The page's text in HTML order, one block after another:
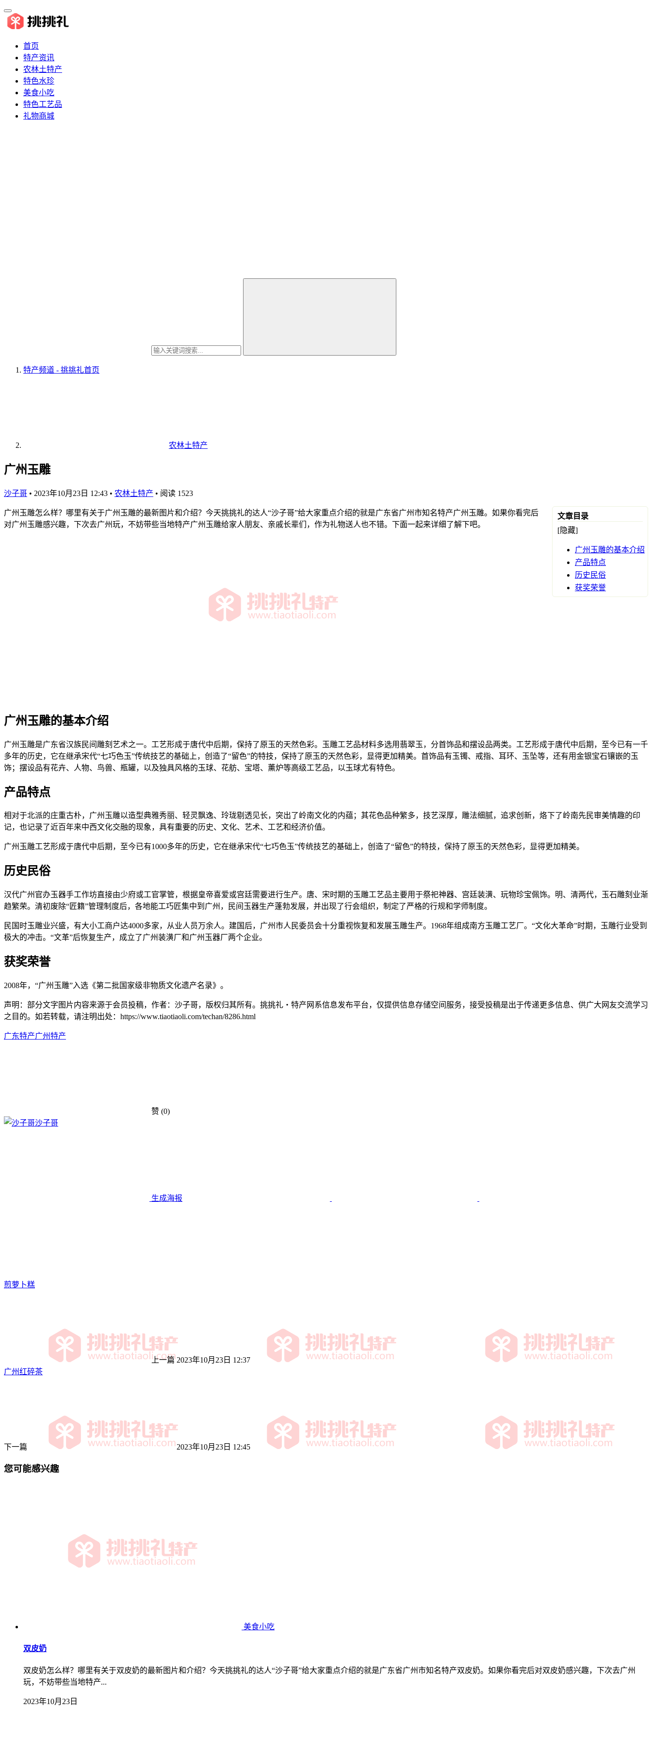
首页
特产资讯
农林土特产
特色水珍
美食小吃
特色工艺品
礼物商城
特产频道 - 挑挑礼首页
农林土特产
广州玉雕
沙子哥 • 2023年10月23日 12:43 • 农林土特产 • 阅读 1523
文章目录
[隐藏]
广州玉雕的基本介绍
产品特点
历史民俗
获奖荣誉
广州玉雕怎么样？哪里有关于广州玉雕的最新图片和介绍？今天挑挑礼的达人“沙子哥”给大家重点介绍的就是广东省广州市知名特产广州玉雕。如果你看完后
对广州玉雕感兴趣，下次去广州玩，不妨带些当地特产广州玉雕给家人朋友、亲戚长辈们，作为礼物送人也不错。下面一起来详细了解下吧。
广州玉雕的基本介绍
广州玉雕是广东省汉族民间雕刻艺术之一。工艺形成于唐代中后期，保持了原玉的天然色彩。玉雕工艺品材料多选用翡翠玉，分首饰品和摆设品两类。工艺形成于唐代中后期，至今已有一千
多年的历史，它在继承宋代“七巧色玉”传统技艺的基础上，创造了“留色”的特技，保持了原玉的天然色彩，显得更加精美。首饰品有玉镯、戒指、耳环、玉坠等，还有用金银宝石镶嵌的玉
饰；摆设品有花卉、人物、鸟兽、瓶罐，以及独具风格的玉球、花舫、宝塔、薰炉等高级工艺品，以玉球尤有特色。
产品特点
相对于北派的庄重古朴，广州玉雕以造型典雅秀丽、轻灵飘逸、玲珑剔透见长，突出了岭南文化的内蕴；其花色品种繁多，技艺深厚，雕法细腻，追求创新，烙下了岭南先民审美情趣的印
记，也记录了近百年来中西文化交融的现象，具有重要的历史、文化、艺术、工艺和经济价值。
广州玉雕工艺形成于唐代中后期，至今已有1000多年的历史，它在继承宋代“七巧色玉”传统技艺的基础上，创造了“留色”的特技，保持了原玉的天然色彩，显得更加精美。
历史民俗
汉代广州官办玉器手工作坊直接由少府或工官掌管，根据皇帝喜爱或宫廷需要进行生产。唐、宋时期的玉雕工艺品主要用于祭祀神器、宫廷装潢、玩物珍宝佩饰。明、清两代，玉石雕刻业渐
趋繁荣。清初废除“匠籍”管理制度后，各地能工巧匠集中到广州，民间玉器生产蓬勃发展，并出现了行会组织，制定了严格的行规和学师制度。
民国时玉雕业兴盛，有大小工商户达4000多家，从业人员万余人。建国后，广州市人民委员会十分重视恢复和发展玉雕生产。1968年组成南方玉雕工艺厂。“文化大革命”时期，玉雕行业受到
极大的冲击。“文革”后恢复生产，成立了广州装潢厂和广州玉器厂两个企业。
获奖荣誉
2008年，“广州玉雕”入选《第二批国家级非物质文化遗产名录》。
声明：部分文字图片内容来源于会员投稿，作者：沙子哥，版权归其所有。挑挑礼・特产网系信息发布平台，仅提供信息存储空间服务，接受投稿是出于传递更多信息、供广大网友交流学习
之目的。如若转载，请注明出处：https://www.tiaotiaoli.com/techan/8286.html
广东特产广州特产
赞 (0)
沙子哥
生成海报
煎萝卜糕
上一篇 2023年10月23日 12:37
广州红碎茶
下一篇 2023年10月23日 12:45
您可能感兴趣
美食小吃
双皮奶
双皮奶怎么样？哪里有关于双皮奶的最新图片和介绍？今天挑挑礼的达人“沙子哥”给大家重点介绍的就是广东省广州市知名特产双皮奶。如果你看完后对双皮奶感兴趣，下次去广州
玩，不妨带些当地特产...
2023年10月23日